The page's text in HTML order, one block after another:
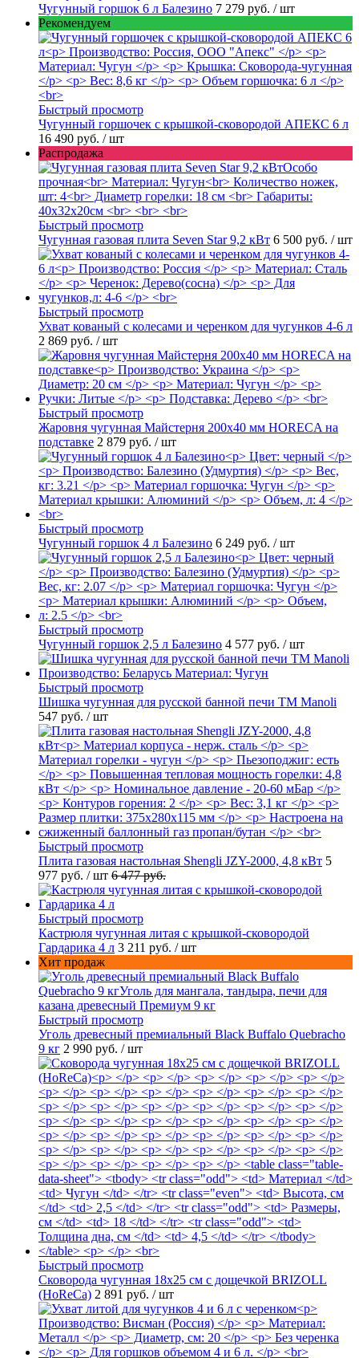
Чугунный горшок 6 л Балезино 7 279 руб. / шт
Рекомендуем
Быстрый просмотр
Чугунный горшочек с крышкой-сковородой АПЕКС 6 л
16 490 руб. / шт
Распродажа
Быстрый просмотр
Чугунная газовая плита Seven Star 9,2 кВт 6 500 руб. / шт
Быстрый просмотр
Ухват кованый с колесами и черенком для чугунков 4-6 л
2 869 руб. / шт
Быстрый просмотр
Жаровня чугунная Майстерня 200х40 мм HORECA на
подставке 2 879 руб. / шт
Быстрый просмотр
Чугунный горшок 4 л Балезино 6 249 руб. / шт
Быстрый просмотр
Чугунный горшок 2,5 л Балезино 4 577 руб. / шт
Быстрый просмотр
Шишка чугунная для русской банной печи ТМ Manoli
547 руб. / шт
Быстрый просмотр
Плита газовая настольная Shengli JZY-2000, 4,8 кВт 5
977 руб. / шт 6 477 руб.
Быстрый просмотр
Кастрюля чугунная литая с крышкой-сковородой
Гардарика 4 л 3 211 руб. / шт
Хит продаж
Быстрый просмотр
Уголь древесный премиальный Black Buffalo Quebracho
9 кг 2 990 руб. / шт
Быстрый просмотр
Сковорода чугунная 18х25 см с дощечкой BRIZOLL
(HoReCa) 2 891 руб. / шт